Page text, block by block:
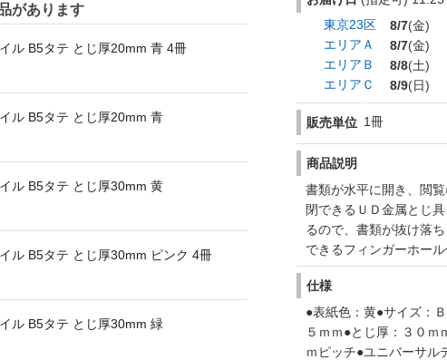
東京23区 8/7(金)
エリアＡ
8/7(金)
エリアＢ 8/8(土)
エリアＣ 8/9(日)
販売単位 1冊
商品説明
書類が水平に開き、閲
閉できるＵＤ金属とじ
るので、書類が抜け落
できるフィンガーホール
仕様
●表紙色：黄●サイズ：
５ｍｍ●とじ厚：３０ｍ
ｍピッチ●ユニバーサル
があります
ル B5タテ とじ厚20mm 青 4冊
ル B5タテ とじ厚20mm 青
ル B5タテ とじ厚30mm 黄
ル B5タテ とじ厚30mm ピンク 4冊
ル B5タテ とじ厚30mm 緑